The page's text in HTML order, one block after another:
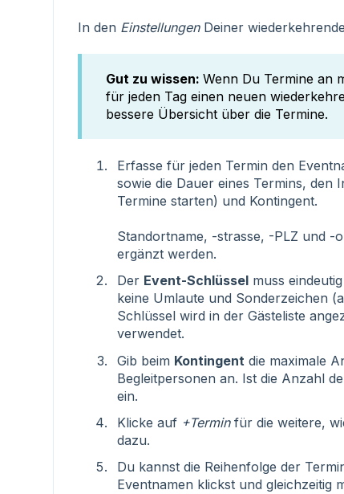
In den EinstellungenDeiner
Gut zu wissen: Wenn Du Termine an
für jeden Tag einen neuen
bessere Übersicht über die Termine.
Erfasse für jeden Termin den
sowie die Dauer eines Termins, den
Termine starten) und Kontingent.
Standortname, -strasse, -PLZ und -
ergänzt werden.
Der Event-Schlüsselmuss
keine Umlaute und Sonderzeichen
Schlüssel wird in der Gästeliste
verwendet.
Gib beim Kontingent die maximale
Begleitpersonen an. Ist die Anzahl
ein.
Klicke auf +Termin für die weitere,
dazu.
Du kannst die Reihenfolge der
Eventnamen klickst und gleichzeitig